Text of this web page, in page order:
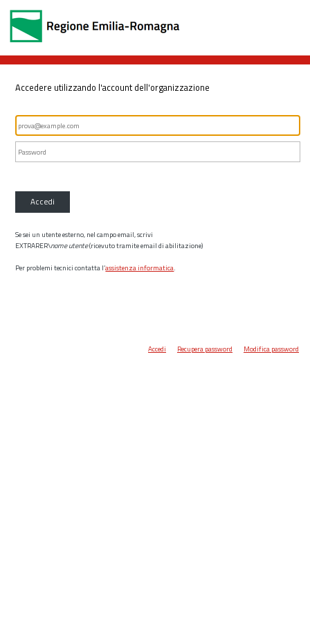
Accedere utilizzando l'account dell'organizzazione
Accedi
Se sei un utente esterno, nel campo email, scrivi
EXTRARER\nome utente(ricevuto tramite email di abilitazione)
Per problemi tecnici contatta l’assistenza informatica.
Accedi Recupera password Modifica password